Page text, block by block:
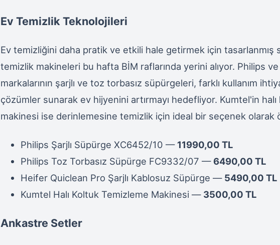
Ev Temizlik Teknolojileri
Ev temizliğini daha pratik ve etkili hale getirmek için tasarlanmış
temizlik makineleri bu hafta BİM raflarında yerini alıyor. Philips
markalarının şarjlı ve toz torbasız süpürgeleri, farklı kullanım
çözümler sunarak ev hijyenini artırmayı hedefliyor. Kumtel'in
makinesi ise derinlemesine temizlik için ideal bir seçenek olarak
Philips Şarjlı Süpürge XC6452/10 — 11990,00 TL
Philips Toz Torbasız Süpürge FC9332/07 — 6490,00 TL
Heifer Quiclean Pro Şarjlı Kablosuz Süpürge — 5490,00 TL
Kumtel Halı Koltuk Temizleme Makinesi — 3500,00 TL
Ankastre Setler